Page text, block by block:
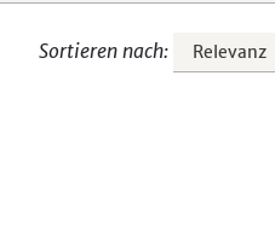
Sortieren nach